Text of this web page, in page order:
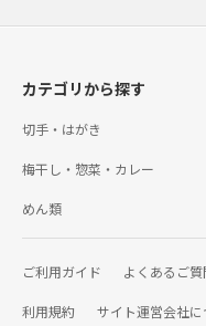
カテゴリから探す
切手・はがき
梅干し・惣菜・カレー
めん類
ご利用ガイド よくあるご質
利用規約 サイト運営会社に